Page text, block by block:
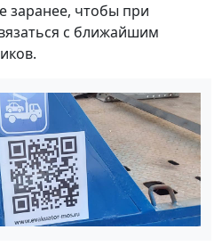
заранее, чтобы при
с ближайшим